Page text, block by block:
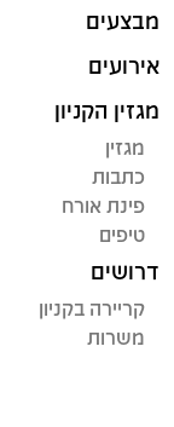
מבצעים
אירועים
מגזין הקניון
מגזין
כתבות
פינת אורח
טיפים
דרושים
קריירה בקניון
משרות